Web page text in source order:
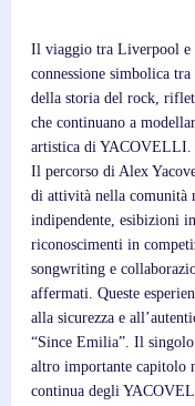
Il viaggio tra Liverpool e
connessione simbolica tra
della storia del rock,
che continuano a
artistica di YACOVELLI.
Il percorso di Alex
di attività nella comunità
indipendente, esibizioni
riconoscimenti in
songwriting e
affermati. Queste
alla sicurezza e
“Since Emilia”. Il singolo
altro importante capitolo
continua degli